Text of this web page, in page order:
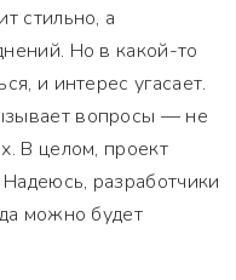
стильно, а
Но в какой-то
и интерес угасает.
вопросы — не
В целом, проект
разработчики
можно будет